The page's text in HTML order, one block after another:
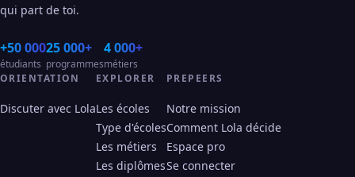
qui part de toi.
+50 000
étudiants
25 000+
programmes
4 000+
métiers
ORIENTATION
Discuter avec Lola
EXPLORER
Les écoles
Type d'écoles
Les métiers
Les diplômes
PREPEERS
Notre mission
Comment Lola décide
Espace pro
Se connecter